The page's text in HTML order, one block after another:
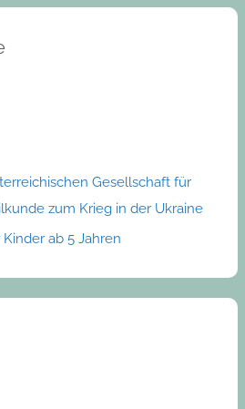
Gesellschaft für
zum Krieg in der Ukraine
ab 5 Jahren